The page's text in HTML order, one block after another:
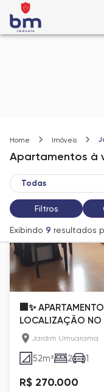
Home Imóveis
Apartamentos à
Filtros
Exibindo 9 resultados
🏢✨ APARTAMENTO À
LOCALIZAÇÃO NO
Jardim Umuarama
52m² 2 1
R$ 270.000